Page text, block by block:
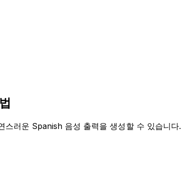
러운 Spanish 음성 출력을 생성할 수 있습니다.